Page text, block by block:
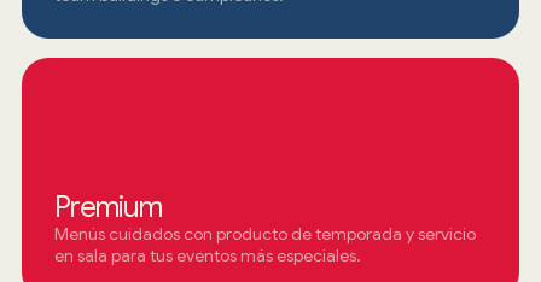
Premium
Menús cuidados con producto de temporada y servicio
en sala para tus eventos más especiales.